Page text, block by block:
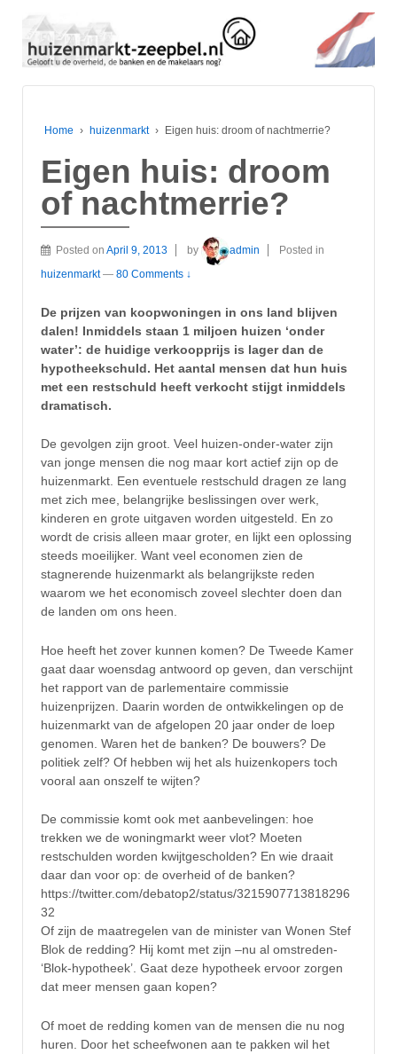
Home › huizenmarkt › Eigen huis: droom of nachtmerrie?
Eigen huis: droom
of nachtmerrie?
Posted on April 9, 2013 by admin
Posted in
huizenmarkt — 80 Comments ↓
De prijzen van koopwoningen in ons land blijven
dalen! Inmiddels staan 1 miljoen huizen ‘onder
water’: de huidige verkoopprijs is lager dan de
hypotheekschuld. Het aantal mensen dat hun huis
met een restschuld heeft verkocht stijgt inmiddels
dramatisch.
De gevolgen zijn groot. Veel huizen-onder-water zijn
van jonge mensen die nog maar kort actief zijn op de
huizenmarkt. Een eventuele restschuld dragen ze lang
met zich mee, belangrijke beslissingen over werk,
kinderen en grote uitgaven worden uitgesteld. En zo
wordt de crisis alleen maar groter, en lijkt een oplossing
steeds moeilijker. Want veel economen zien de
stagnerende huizenmarkt als belangrijkste reden
waarom we het economisch zoveel slechter doen dan
de landen om ons heen.
Hoe heeft het zover kunnen komen? De Tweede Kamer
gaat daar woensdag antwoord op geven, dan verschijnt
het rapport van de parlementaire commissie
huizenprijzen. Daarin worden de ontwikkelingen op de
huizenmarkt van de afgelopen 20 jaar onder de loep
genomen. Waren het de banken? De bouwers? De
politiek zelf? Of hebben wij het als huizenkopers toch
vooral aan onszelf te wijten?
De commissie komt ook met aanbevelingen: hoe
trekken we de woningmarkt weer vlot? Moeten
restschulden worden kwijtgescholden? En wie draait
daar dan voor op: de overheid of de banken?
https://twitter.com/debatop2/status/3215907713818296
32
Of zijn de maatregelen van de minister van Wonen Stef
Blok de redding? Hij komt met zijn –nu al omstreden-
‘Blok-hypotheek’. Gaat deze hypotheek ervoor zorgen
dat meer mensen gaan kopen?
Of moet de redding komen van de mensen die nu nog
huren. Door het scheefwonen aan te pakken wil het